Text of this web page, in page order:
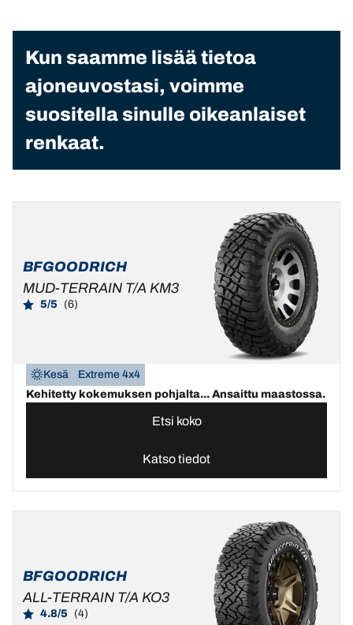
Kun saamme lisää tietoa
ajoneuvostasi, voimme
suositella sinulle oikeanlaiset
renkaat.
BFGOODRICH
MUD-TERRAIN T/A KM3
5/5 (6)
Kesä
Extreme 4x4
Kehitetty kokemuksen pohjalta... Ansaittu maastossa.
Etsi koko
Katso tiedot
BFGOODRICH
ALL-TERRAIN T/A KO3
4.8/5 (4)